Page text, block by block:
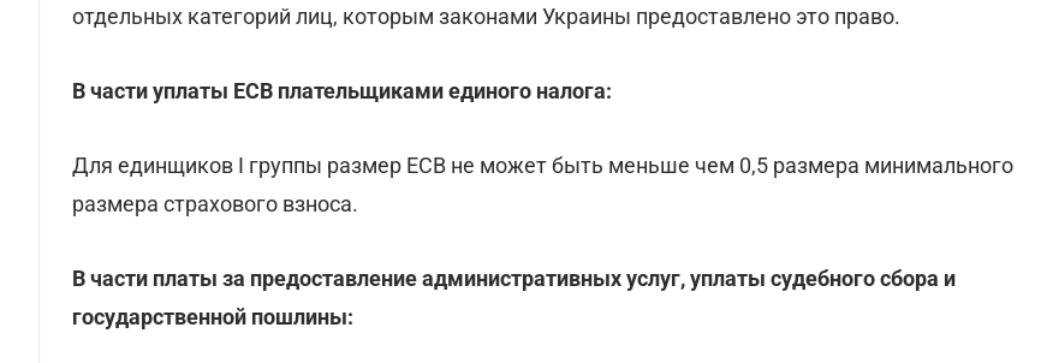
отдельных категорий лиц, которым законами Украины предоставлено это право.
В части уплаты ЕСВ плательщиками единого налога:
Для единщиков І группы размер ЕСВ не может быть меньше чем 0,5 размера минимального
размера страхового взноса.
В части платы за предоставление административных услуг, уплаты судебного сбора и
государственной пошлины: